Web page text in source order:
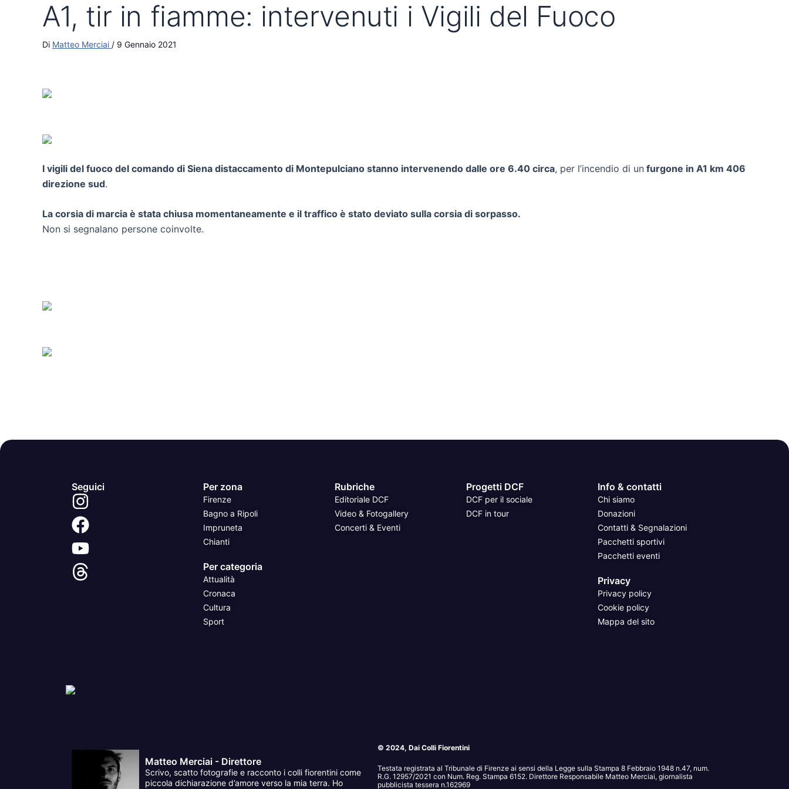
A1, tir in fiamme: intervenuti i Vigili del Fuoco
Di Matteo Merciai / 9 Gennaio 2021
I vigili del fuoco del comando di Siena distaccamento di Montepulciano stanno intervenendo dalle ore 6.40 circa, per l’incendio di un furgone in A1 km 406
direzione sud.
La corsia di marcia è stata chiusa momentaneamente e il traffico è stato deviato sulla corsia di sorpasso.
Non si segnalano persone coinvolte.
Seguici Per zona
Firenze
Bagno a Ripoli
Impruneta
Chianti
Per categoria
Attualità
Cronaca
Cultura
Sport
Rubriche
Editoriale DCF
Video & Fotogallery
Concerti & Eventi
Progetti DCF
DCF per il sociale
DCF in tour
Info & contatti
Chi siamo
Donazioni
Contatti & Segnalazioni
Pacchetti sportivi
Pacchetti eventi
Privacy
Privacy policy
Cookie policy
Mappa del sito
Matteo Merciai - Direttore
Scrivo, scatto fotografie e racconto i colli fiorentini come
piccola dichiarazione d’amore verso la mia terra. Ho
© 2024, Dai Colli Fiorentini
Testata registrata al Tribunale di Firenze ai sensi della Legge sulla Stampa 8 Febbraio 1948 n.47, num.
R.G. 12957/2021 con Num. Reg. Stampa 6152. Direttore Responsabile Matteo Merciai, giornalista
pubblicista tessera n.162969